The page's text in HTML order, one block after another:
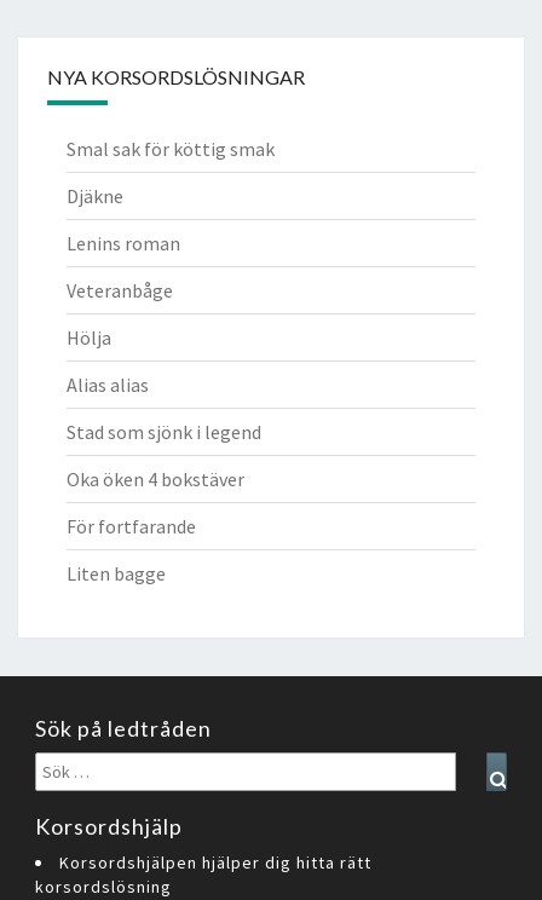
NYA KORSORDSLÖSNINGAR
Smal sak för köttig smak
Djäkne
Lenins roman
Veteranbåge
Hölja
Alias alias
Stad som sjönk i legend
Oka öken 4 bokstäver
För fortfarande
Liten bagge
Sök på ledtråden
Sök
efter:
Korsordshjälp
Korsordshjälpen hjälper dig hitta rätt
korsordslösning